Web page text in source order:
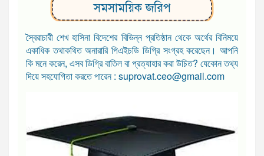
সমসাময়িক জরিপ
স্বৈরাচারী শেখ হাসিনা বিদেশের বিভিন্ন প্রতিষ্ঠান থেকে অর্থের বিনিময়ে
একাধিক তথাকথিত অনারারি পিএইচডি ডিগ্রি সংগ্রহ করেছেন। আপনি
কি মনে করেন, এসব ডিগ্রি বাতিল বা প্রত্যাহার করা উচিত? যেকোন তথ্য
দিয়ে সহযোগিতা করতে পারেন : suprovat.ceo@gmail.com